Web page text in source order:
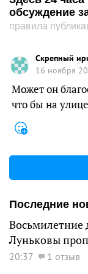
обсуждение
правила
Скрепный
16 ноября
Может он
что бы на
Последние
Луньковы
20:37 1 отзыв